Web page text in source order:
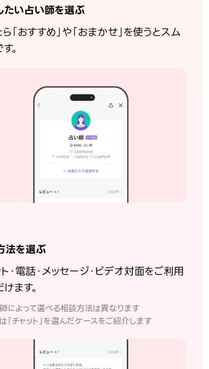
たい占い師を選ぶ
「おすすめ」や「おまかせ」を使うとスム
。
法を選ぶ
・電話・メッセージ・ビデオ対面をご利用
ます。
によって選べる相談方法は異なります
チャット」を選んだケースをご紹介します